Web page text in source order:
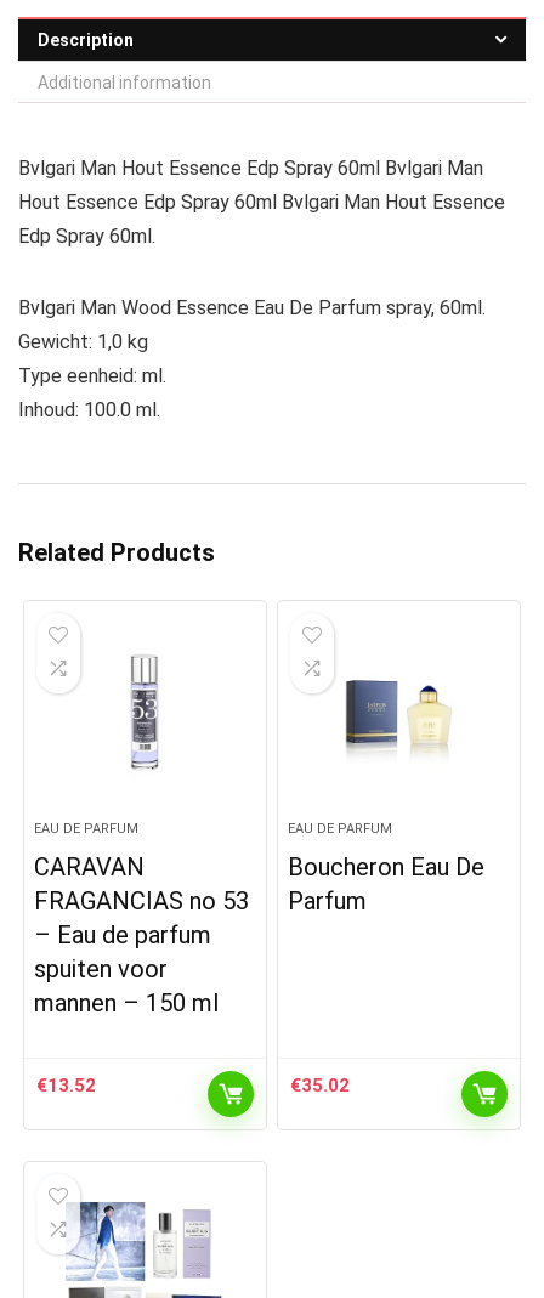
Description
Additional information
Bvlgari Man Hout Essence Edp Spray 60ml Bvlgari Man
Hout Essence Edp Spray 60ml Bvlgari Man Hout Essence
Edp Spray 60ml.
Bvlgari Man Wood Essence Eau De Parfum spray, 60ml.
Gewicht: 1,0 kg
Type eenheid: ml.
Inhoud: 100.0 ml.
Related Products
EAU DE PARFUM
CARAVAN
FRAGANCIAS no 53
– Eau de parfum
spuiten voor
mannen – 150 ml
€13.52
EAU DE PARFUM
Boucheron Eau De
Parfum
€35.02